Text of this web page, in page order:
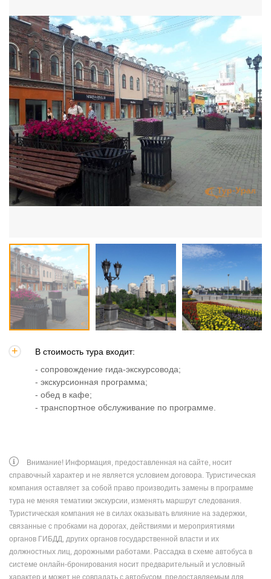
В стоимость тура входит:
- сопровождение гида-экскурсовода;
- экскурсионная программа;
- обед в кафе;
- транспортное обслуживание по программе.
Внимание! Информация, предоставленная на сайте, носит
справочный характер и не является условием договора. Туристическая
компания оставляет за собой право производить замены в программе
тура не меняя тематики экскурсии, изменять маршрут следования.
Туристическая компания не в силах оказывать влияние на задержки,
связанные с пробками на дорогах, действиями и мероприятиями
органов ГИБДД, других органов государственной власти и их
должностных лиц, дорожными работами. Рассадка в схеме автобуса в
системе онлайн-бронирования носит предварительный и условный
характер и может не совпадать с автобусом, предоставляемым для